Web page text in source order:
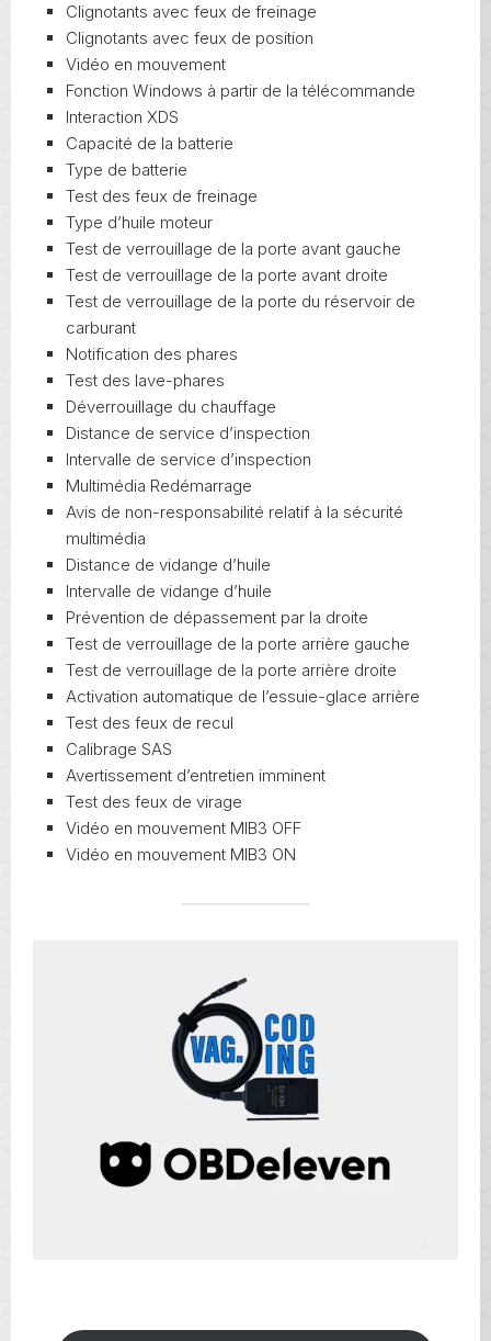
Clignotants avec feux de freinage
Clignotants avec feux de position
Vidéo en mouvement
Fonction Windows à partir de la télécommande
Interaction XDS
Capacité de la batterie
Type de batterie
Test des feux de freinage
Type d’huile moteur
Test de verrouillage de la porte avant gauche
Test de verrouillage de la porte avant droite
Test de verrouillage de la porte du réservoir de
carburant
Notification des phares
Test des lave-phares
Déverrouillage du chauffage
Distance de service d’inspection
Intervalle de service d’inspection
Multimédia Redémarrage
Avis de non-responsabilité relatif à la sécurité
multimédia
Distance de vidange d’huile
Intervalle de vidange d’huile
Prévention de dépassement par la droite
Test de verrouillage de la porte arrière gauche
Test de verrouillage de la porte arrière droite
Activation automatique de l’essuie-glace arrière
Test des feux de recul
Calibrage SAS
Avertissement d’entretien imminent
Test des feux de virage
Vidéo en mouvement MIB3 OFF
Vidéo en mouvement MIB3 ON